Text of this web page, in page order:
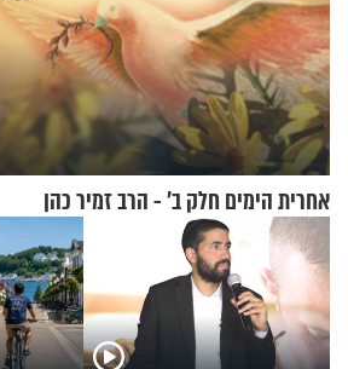
אחרית הימים חלק ב’ - הרב זמיר כהן